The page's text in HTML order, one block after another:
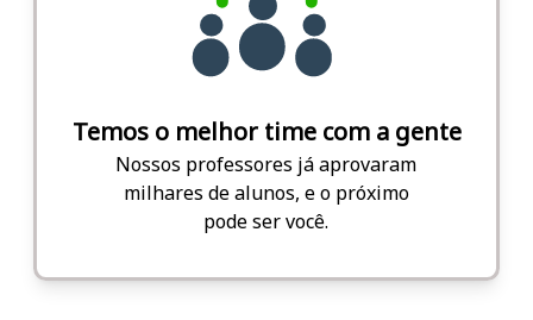
Temos o melhor time com a gente
Nossos professores já aprovaram
milhares de alunos, e o próximo
pode ser você.